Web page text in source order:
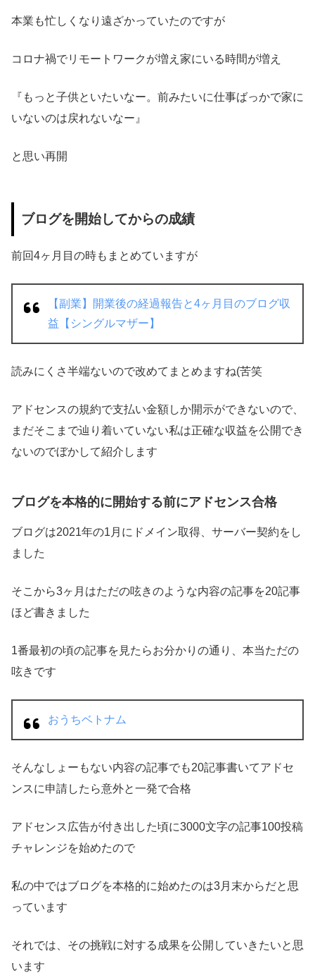
本業も忙しくなり遠ざかっていたのですが
コロナ禍でリモートワークが増え家にいる時間が増え
『もっと子供といたいなー。前みたいに仕事ばっかで家に
いないのは戻れないなー』
と思い再開
ブログを開始してからの成績
前回4ヶ月目の時もまとめていますが
【副業】開業後の経過報告と4ヶ月目のブログ収
益【シングルマザー】
読みにくさ半端ないので改めてまとめますね(苦笑
アドセンスの規約で支払い金額しか開示ができないので、
まだそこまで辿り着いていない私は正確な収益を公開でき
ないのでぼかして紹介します
ブログを本格的に 開始する前にアドセンス合格
ブログは2021年の1月にドメイン取得、サーバー契約をし
ました
そこから3ヶ月はただの呟きのような内容の記事を20記事
ほど書きました
1番最初の頃の記事を見たらお分かりの通り、本当ただの
呟きです
おうちベトナム
そんなしょーもない内容の記事でも20記事書いてアドセ
ンスに申請したら意外と一発で合格
アドセンス広告が付き出した頃に3000文字の記事100投稿
チャレンジを始めたので
私の中ではブログを本格的に始めたのは3月末からだと思
っています
それでは、その挑戦に対する成果を公開していきたいと思
います